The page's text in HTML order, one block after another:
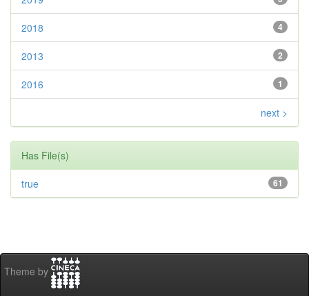
4
2018
2
2013
1
2016
next >
Has File(s)
61
true
Theme by